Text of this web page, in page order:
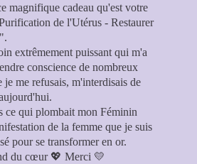
magnifique cadeau qu'est votre
de l'Utérus - Restaurer
extrêmement puissant qui m'a
conscience de nombreux
je me refusais, m'interdisais de
ce qui plombait mon Féminin
de la femme que je suis
pour se transformer en or.
du cœur 💖 Merci 💛